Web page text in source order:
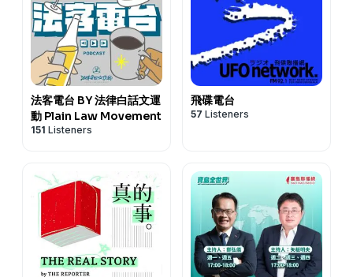
法客電台 BY 法律白話文運
動 Plain Law Movement
151 Listeners
飛碟電台
57 Listeners